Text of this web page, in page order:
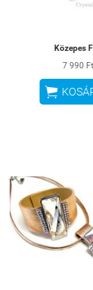
Közepes
7 990 Ft
